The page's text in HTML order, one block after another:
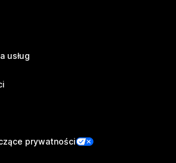
usług
prywatności